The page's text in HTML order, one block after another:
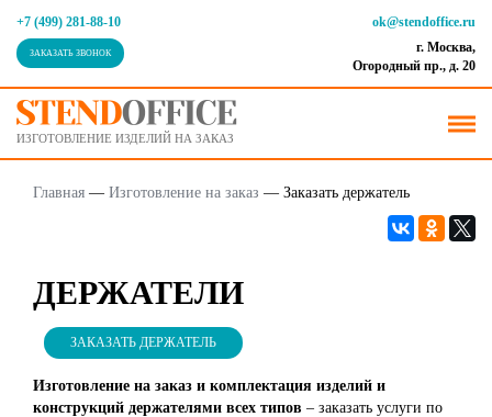
+7 (499) 281-88-10
ЗАКАЗАТЬ ЗВОНОК
ok@stendoffice.ru
г. Москва,
Огородный пр., д. 20
ИЗГОТОВЛЕНИЕ ИЗДЕЛИЙ НА ЗАКАЗ
Главная — Изготовление на заказ — Заказать держатель
ДЕРЖАТЕЛИ
ЗАКАЗАТЬ ДЕРЖАТЕЛЬ
Изготовление на заказ и комплектация изделий и
конструкций держателями всех типов – заказать услуги по